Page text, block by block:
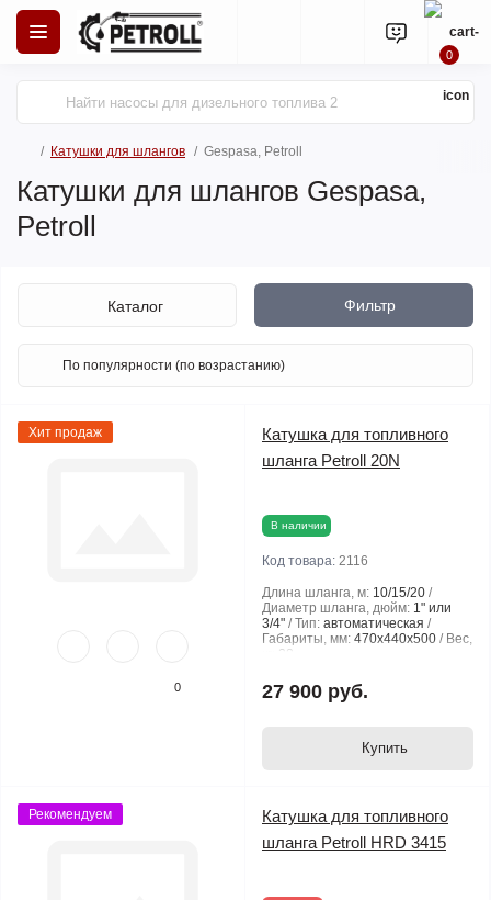
0
Катушки для шлангов Gespasa, Petroll
Катушки для шлангов Gespasa,
Petroll
Каталог Фильтр
Хит продаж
0
Катушка для топливного
шланга Petroll 20N
В наличии
Код товара: 2116
Длина шланга, м: 10/15/20
Диаметр шланга, дюйм: 1" или
3/4"
Тип: автоматическая
Габариты, мм: 470х440х500
Вес,
28
27 900 руб.
Купить
Рекомендуем
Катушка для топливного
шланга Petroll HRD 3415